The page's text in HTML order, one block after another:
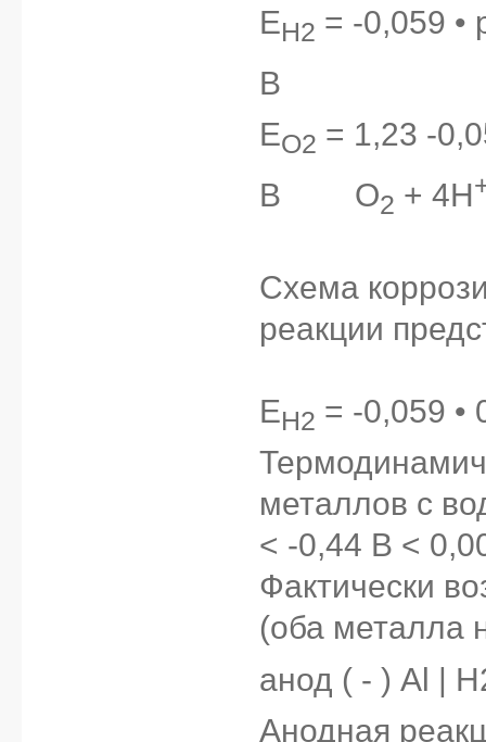
EH2 = -0,059 •
В
EO2 = 1,23 -
В
O2 + 4H
Схема
реакции
EH2 = -0,059 •
металлов с
< -0,44 В <
Фактически
(оба металла
анод ( - ) Al |
Анодная